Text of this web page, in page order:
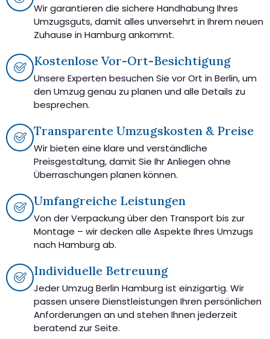
Wir garantieren die sichere Handhabung Ihres
Umzugsguts, damit alles unversehrt in Ihrem neuen
Zuhause in Hamburg ankommt.
Kostenlose Vor-Ort-Besichtigung
Unsere Experten besuchen Sie vor Ort in Berlin, um
den Umzug genau zu planen und alle Details zu
besprechen.
Transparente Umzugskosten & Preise
Wir bieten eine klare und verständliche
Preisgestaltung, damit Sie Ihr Anliegen ohne
Überraschungen planen können.
Umfangreiche Leistungen
Von der Verpackung über den Transport bis zur
Montage – wir decken alle Aspekte Ihres Umzugs
nach Hamburg ab.
Individuelle Betreuung
Jeder Umzug Berlin Hamburg ist einzigartig. Wir
passen unsere Dienstleistungen Ihren persönlichen
Anforderungen an und stehen Ihnen jederzeit
beratend zur Seite.